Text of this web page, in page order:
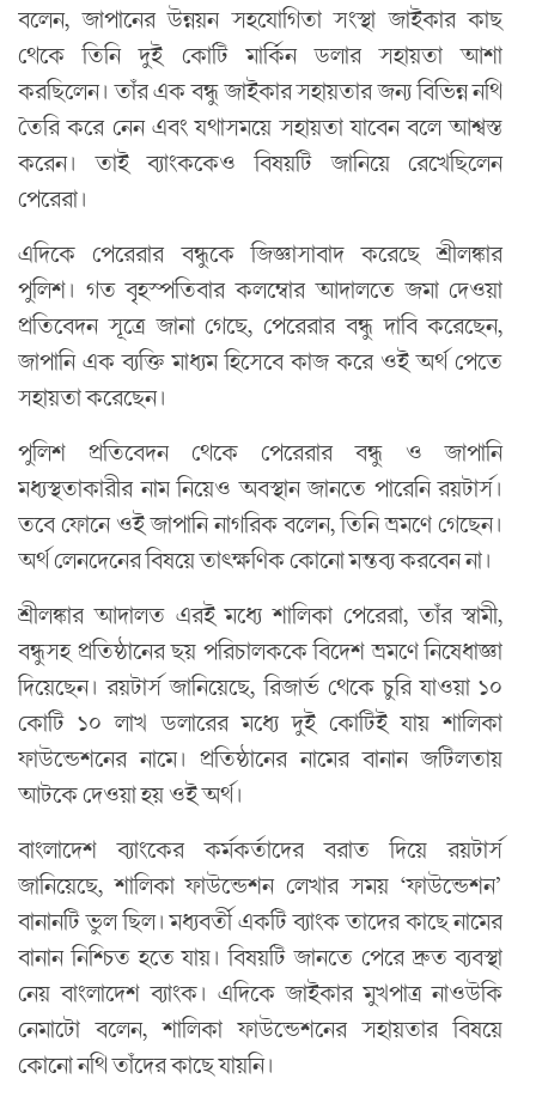
বলেন, জাপানের উন্নয়ন সহযোগিতা সংস্থা জাইকার কাছ
থেকে তিনি দুই কোটি মার্কিন ডলার সহায়তা আশা
করছিলেন। তাঁর এক বন্ধু জাইকার সহায়তার জন্য বিভিন্ন নথি
তৈরি করে নেন এবং যথাসময়ে সহায়তা যাবেন বলে আশ্বস্ত
করেন। তাই ব্যাংককেও বিষয়টি জানিয়ে রেখেছিলেন
পেরেরা।
এদিকে পেরেরার বন্ধুকে জিজ্ঞাসাবাদ করেছে শ্রীলঙ্কার
পুলিশ। গত বৃহস্পতিবার কলম্বোর আদালতে জমা দেওয়া
প্রতিবেদন সূত্রে জানা গেছে, পেরেরার বন্ধু দাবি করেছেন,
জাপানি এক ব্যক্তি মাধ্যম হিসেবে কাজ করে ওই অর্থ পেতে
সহায়তা করেছেন।
পুলিশ প্রতিবেদন থেকে পেরেরার বন্ধু ও জাপানি
মধ্যস্থতাকারীর নাম নিয়েও অবস্থান জানতে পারেনি রয়টার্স।
তবে ফোনে ওই জাপানি নাগরিক বলেন, তিনি ভ্রমণে গেছেন।
অর্থ লেনদেনের বিষয়ে তাৎক্ষণিক কোনো মন্তব্য করবেন না।
শ্রীলঙ্কার আদালত এরই মধ্যে শালিকা পেরেরা, তাঁর স্বামী,
বন্ধুসহ প্রতিষ্ঠানের ছয় পরিচালককে বিদেশ ভ্রমণে নিষেধাজ্ঞা
দিয়েছেন। রয়টার্স জানিয়েছে, রিজার্ভ থেকে চুরি যাওয়া ১০
কোটি ১০ লাখ ডলারের মধ্যে দুই কোটিই যায় শালিকা
ফাউন্ডেশনের নামে। প্রতিষ্ঠানের নামের বানান জটিলতায়
আটকে দেওয়া হয় ওই অর্থ।
বাংলাদেশ ব্যাংকের কর্মকর্তাদের বরাত দিয়ে রয়টার্স
জানিয়েছে, শালিকা ফাউন্ডেশন লেখার সময় ‘ফাউন্ডেশন’
বানানটি ভুল ছিল। মধ্যবর্তী একটি ব্যাংক তাদের কাছে নামের
বানান নিশ্চিত হতে যায়। বিষয়টি জানতে পেরে দ্রুত ব্যবস্থা
নেয় বাংলাদেশ ব্যাংক। এদিকে জাইকার মুখপাত্র নাওউকি
নেমাটো বলেন, শালিকা ফাউন্ডেশনের সহায়তার বিষয়ে
কোনো নথি তাঁদের কাছে যায়নি।